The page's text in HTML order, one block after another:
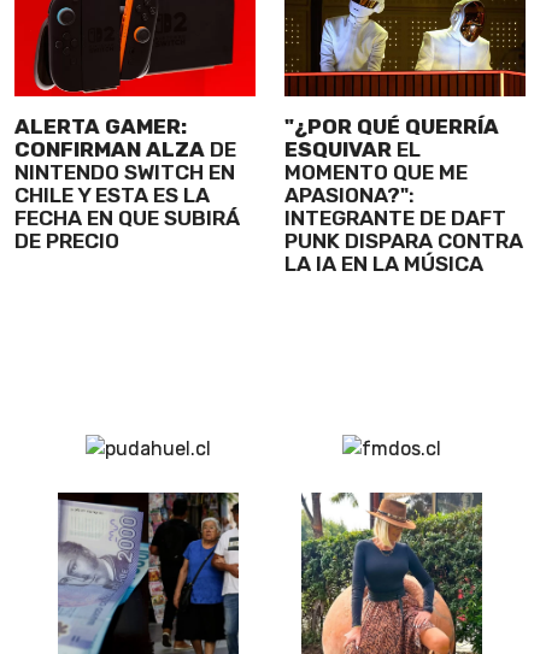
ALERTA GAMER:
CONFIRMAN ALZA DE
NINTENDO SWITCH EN
CHILE Y ESTA ES LA
FECHA EN QUE SUBIRÁ
DE PRECIO
"¿POR QUÉ QUERRÍA
ESQUIVAR EL
MOMENTO QUE ME
APASIONA?":
INTEGRANTE DE DAFT
PUNK DISPARA CONTRA
LA IA EN LA MÚSICA